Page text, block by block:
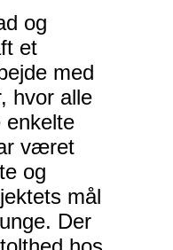
og
et
med
hvor alle
enkelte
været
og
mål
Der